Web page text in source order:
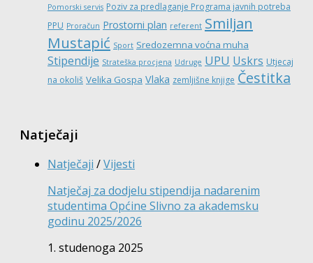
Pomorski servis Poziv za predlaganje Programa javnih potreba
PPU Proračun Prostorni plan referent Smiljan
Mustapić Sport Sredozemna voćna muha
Stipendije Strateška procjena Udruge UPU Uskrs Utjecaj
na okoliš Velika Gospa Vlaka zemljišne knjige Čestitka
Natječaji
Natječaji /Vijesti
Natječaj za dodjelu stipendija nadarenim
studentima Općine Slivno za akademsku
godinu 2025/2026
1. studenoga 2025